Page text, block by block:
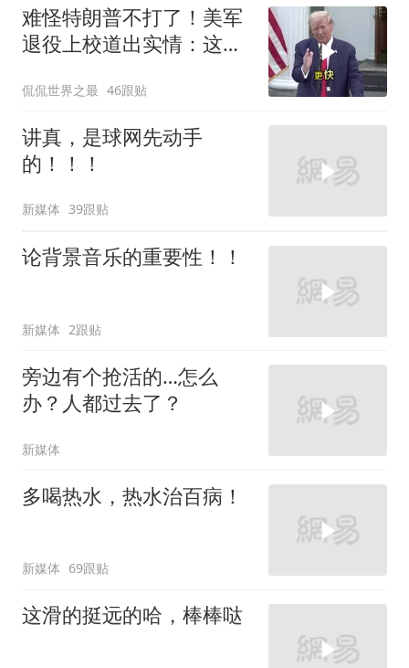
难怪特朗普不打了！美军
退役上校道出实情：这场
侃侃世界之最 46跟贴
讲真，是球网先动手
的！！！
新媒体 39跟贴
论背景音乐的重要性！！
新媒体 2跟贴
旁边有个抢活的…怎么
办？人都过去了？
新媒体
多喝热水，热水治百病！
新媒体 69跟贴
这滑的挺远的哈，棒棒哒